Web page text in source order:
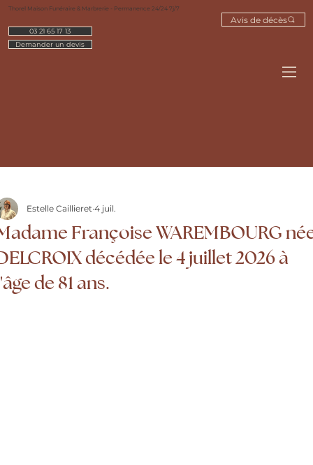
Avis de décès
Thorel Maison Funéraire & Marbrerie - Permanence 24/24 7j/7
03 21 65 17 13
Demander un devis
Françoise WAREMBOURG
décédée le 4 juillet 2026 à
de 81 ans.
Estelle Caillieret 4 juil.